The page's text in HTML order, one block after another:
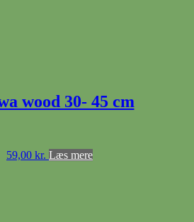
wood 30- 45 cm
59,00 kr. Læs mere